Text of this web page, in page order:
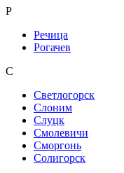
Р
Речица
Рогачев
С
Светлогорск
Слоним
Слуцк
Смолевичи
Сморгонь
Солигорск